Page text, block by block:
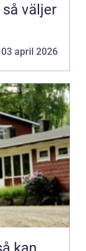
03 april 2026